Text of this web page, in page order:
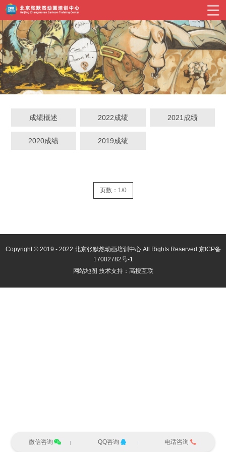
成绩概述 2022成绩 2021成绩
2020成绩 2019成绩
页数：1/0
Copyright © 2019 - 2022 北京张默然动画培训中心 All Rights Reserved 京ICP备
17002782号-1
网站地图 技术支持： 高搜互联
微信咨询 QQ咨询 电话咨询